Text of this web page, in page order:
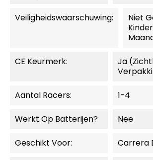
Veiligheidswaarschuwing:
Niet
CE Keurmerk:
Ja
Aantal Racers: 1-4
Werkt Op Batterijen? Nee
Geschikt Voor: Carrera